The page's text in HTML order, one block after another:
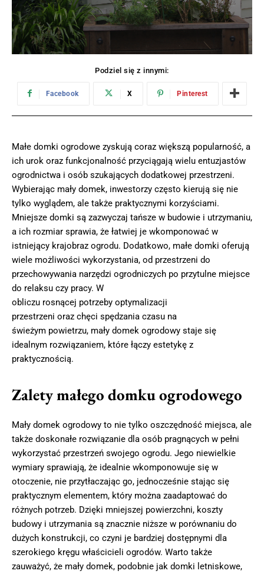
Podziel się z innymi:
Facebook X Pinterest
Małe domki ogrodowe zyskują coraz większą popularność, a
ich urok oraz funkcjonalność przyciągają wielu entuzjastów
ogrodnictwa i osób szukających dodatkowej przestrzeni.
Wybierając mały domek, inwestorzy często kierują się nie
tylko wyglądem, ale także praktycznymi korzyściami.
Mniejsze domki są zazwyczaj tańsze w budowie i utrzymaniu,
a ich rozmiar sprawia, że łatwiej je wkomponować w
istniejący krajobraz ogrodu. Dodatkowo, małe domki oferują
wiele możliwości wykorzystania, od przestrzeni do
przechowywania narzędzi ogrodniczych po przytulne miejsce
do relaksu czy pracy. W
obliczu rosnącej potrzeby optymalizacji
przestrzeni oraz chęci spędzania czasu na
świeżym powietrzu, mały domek ogrodowy staje się
idealnym rozwiązaniem, które łączy estetykę z
praktycznością.
Zalety małego domku ogrodowego
Mały domek ogrodowy to nie tylko oszczędność miejsca, ale
także doskonałe rozwiązanie dla osób pragnących w pełni
wykorzystać przestrzeń swojego ogrodu. Jego niewielkie
wymiary sprawiają, że idealnie wkomponowuje się w
otoczenie, nie przytłaczając go, jednocześnie stając się
praktycznym elementem, który można zaadaptować do
różnych potrzeb. Dzięki mniejszej powierzchni, koszty
budowy i utrzymania są znacznie niższe w porównaniu do
dużych konstrukcji, co czyni je bardziej dostępnymi dla
szerokiego kręgu właścicieli ogrodów. Warto także
zauważyć, że mały domek, podobnie jak domki letniskowe,